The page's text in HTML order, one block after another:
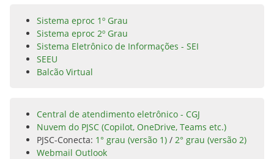
Sistema eproc 1º Grau
Sistema eproc 2º Grau
Sistema Eletrônico de Informações - SEI
SEEU
Balcão Virtual
Central de atendimento eletrônico - CGJ
Nuvem do PJSC (Copilot, OneDrive, Teams etc.)
PJSC-Conecta: 1° grau (versão 1) / 2° grau (versão 2)
Webmail Outlook